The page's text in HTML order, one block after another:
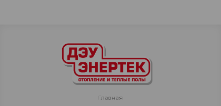
Главная